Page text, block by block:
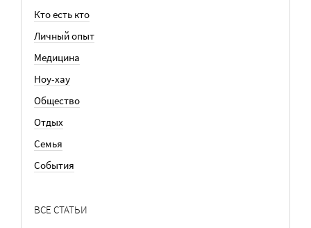
Кто есть кто
Личный опыт
Медицина
Ноу-хау
Общество
Отдых
Семья
События
ВСЕ СТАТЬИ